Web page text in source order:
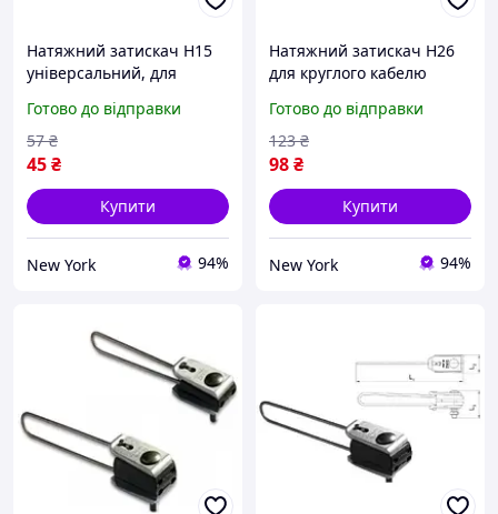
Натяжний затискач Н15
універсальний, для
кабелю та кабелю FTTH до
6 мм, максимальний
проліт до 30м, Q500
Готово до відправки
45₴
57 ₴
Купити
New York 94%
Натяжний затискач Н26
для круглого кабелю
невипадаючі клини
довжиною 120мм newyork
Готово до відправки
98₴
123 ₴
Купити
New York 94%